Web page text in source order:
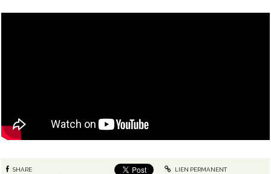
SHARE
LIEN PERMANENT